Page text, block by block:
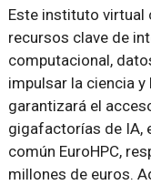
Este instituto virtual
recursos clave de
computacional,
impulsar la ciencia
garantizará el
gigafactorías de IA,
común EuroHPC,
millones de euros.